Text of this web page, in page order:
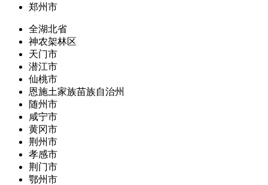
郑州市
全湖北省
神农架林区
天门市
潜江市
仙桃市
恩施土家族苗族自治州
随州市
咸宁市
黄冈市
荆州市
孝感市
荆门市
鄂州市